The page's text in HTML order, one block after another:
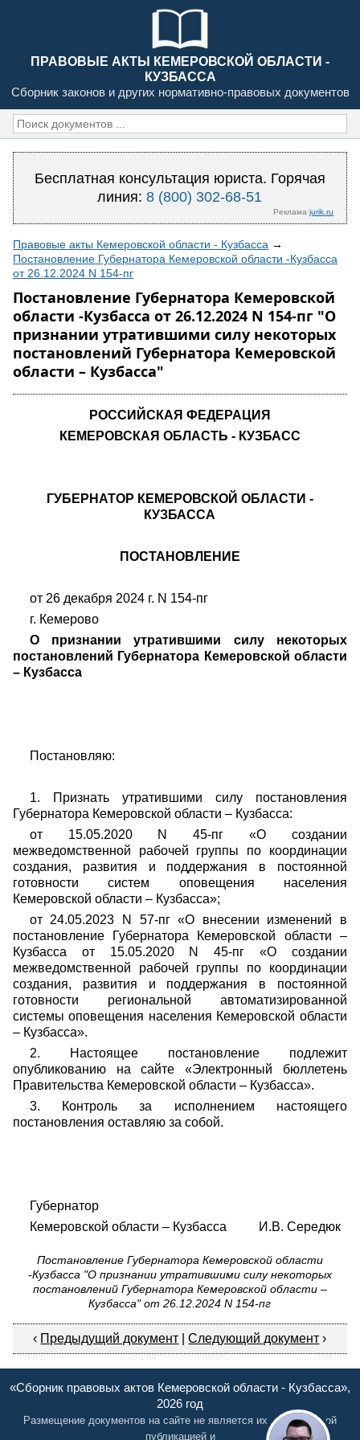
ПРАВОВЫЕ АКТЫ КЕМЕРОВСКОЙ ОБЛАСТИ -
КУЗБАССА
Сборник законов и других нормативно-правовых документов
Бесплатная консультация юриста. Горячая
линия:8 (800) 302-68-51
Реклама jurik.ru
Правовые акты Кемеровской области - Кузбасса →
Постановление Губернатора Кемеровской области -Кузбасса
от 26.12.2024 N 154-пг
Постановление Губернатора Кемеровской
области -Кузбасса от 26.12.2024 N 154-пг "О
признании утратившими силу некоторых
постановлений Губернатора Кемеровской
области – Кузбасса"
РОССИЙСКАЯ ФЕДЕРАЦИЯ
КЕМЕРОВСКАЯ ОБЛАСТЬ - КУЗБАСС
ГУБЕРНАТОР КЕМЕРОВСКОЙ ОБЛАСТИ -
КУЗБАССА
ПОСТАНОВЛЕНИЕ
от 26 декабря 2024 г. N 154-пг
г. Кемерово
О признании утратившими силу некоторых
постановлений Губернатора Кемеровской области
– Кузбасса
Постановляю:
1. Признать утратившими силу постановления
Губернатора Кемеровской области – Кузбасса:
от 15.05.2020 N 45-пг «О создании
межведомственной рабочей группы по координации
создания, развития и поддержания в постоянной
готовности систем оповещения населения
Кемеровской области – Кузбасса»;
от 24.05.2023 N 57-пг «О внесении изменений в
постановление Губернатора Кемеровской области –
Кузбасса от 15.05.2020 N 45-пг «О создании
межведомственной рабочей группы по координации
создания, развития и поддержания в постоянной
готовности региональной автоматизированной
системы оповещения населения Кемеровской области
– Кузбасса».
2. Настоящее постановление подлежит
опубликованию на сайте «Электронный бюллетень
Правительства Кемеровской области – Кузбасса».
3. Контроль за исполнением настоящего
постановления оставляю за собой.
Губернатор
Кемеровской области – Кузбасса И.В. Середюк
Постановление Губернатора Кемеровской области
-Кузбасса "О признании утратившими силу некоторых
постановлений Губернатора Кемеровской области –
Кузбасса" от 26.12.2024 N 154-пг
‹ Предыдущий документ |Следующий документ ›
«Сборник правовых актов Кемеровской области - Кузбасса»,
2026 год
Размещение документов на сайте не является их официальной
публикацией и